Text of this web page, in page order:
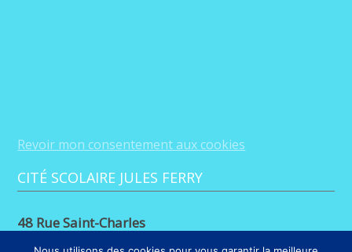
Revoir mon consentement aux cookies
CITÉ SCOLAIRE JULES FERRY
48 Rue Saint-Charles